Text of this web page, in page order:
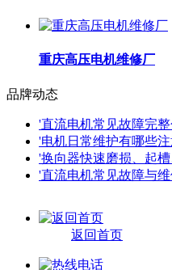
重庆高压电机维修厂
品牌动态
'直流电机常见故障完
'电机日常维护有哪些
'换向器快速磨损、起
'直流电机常见故障与
返回首页